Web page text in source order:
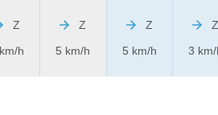
Z
h
Z
5 km/h
Z
5 km/h
Z
3 km/